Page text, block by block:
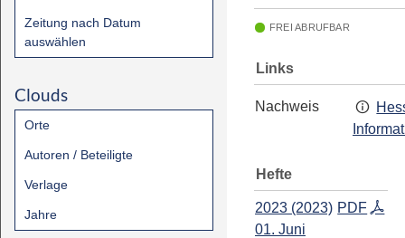
Zeitung nach Datum
auswählen
Clouds
Orte
Autoren / Beteiligte
Verlage
Jahre
FREI ABRUFBAR
Links
Nachweis
Hefte
PDF
2023 (2023)
01. Juni